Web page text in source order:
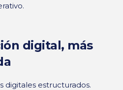
digital, más
digitales estructurados.